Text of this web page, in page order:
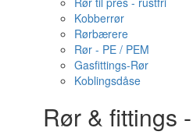
Kobberrør
Rørbærere
Rør - PE / PEM
Gasfittings-Rør
Koblingsdåse
Rør & fittings